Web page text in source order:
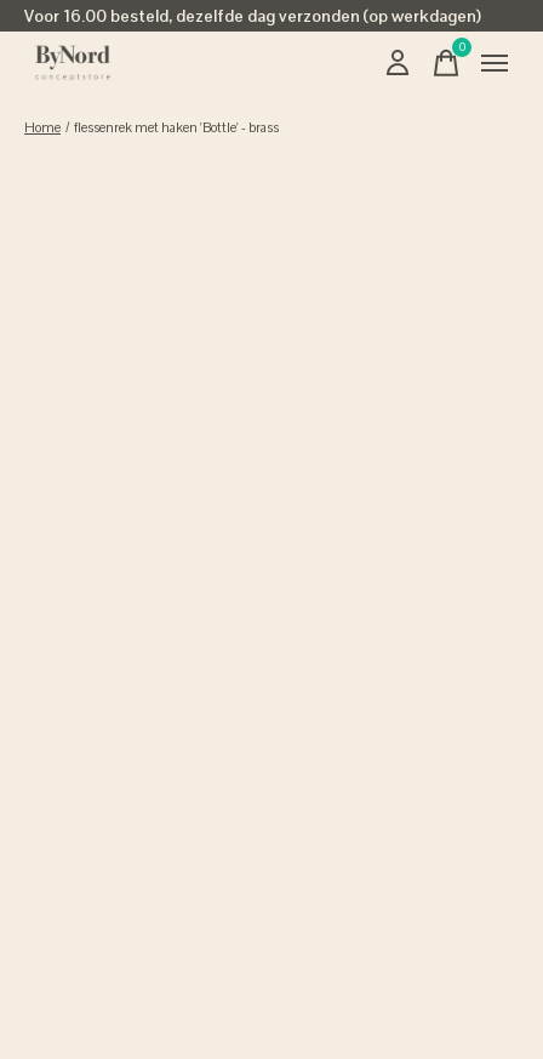
Voor 16.00 besteld, dezelfde dag verzonden (op werkdagen)
0items
Home / flessenrek met haken 'Bottle' - brass